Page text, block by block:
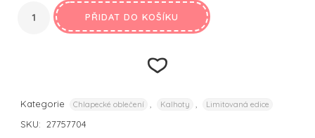
PŘIDAT DO KOŠÍKU
Kategorie Chlapecké oblečení Kalhoty Limitovaná edice
SKU: 27757704